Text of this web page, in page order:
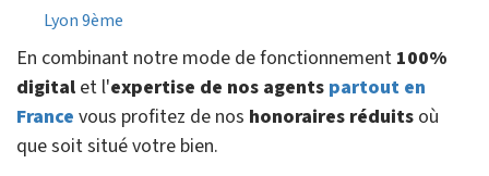
Lyon 9ème
En combinant notre mode de fonctionnement 100%
digital et l'expertise de nos agents partout en
France vous profitez de nos honoraires réduits où
que soit situé votre bien.